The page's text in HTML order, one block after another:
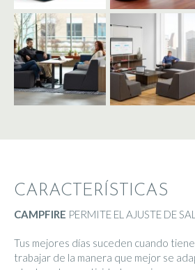
CARACTERÍSTICAS
CAMPFIRE PERMITE EL AJUSTE DE
Tus mejores días suceden cuando
trabajar de la manera que mejor se